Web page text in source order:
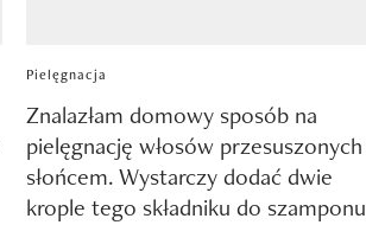
Pielęgnacja
Znalazłam domowy sposób na
pielęgnację włosów przesuszonych
słońcem. Wystarczy dodać dwie
krople tego składniku do szamponu